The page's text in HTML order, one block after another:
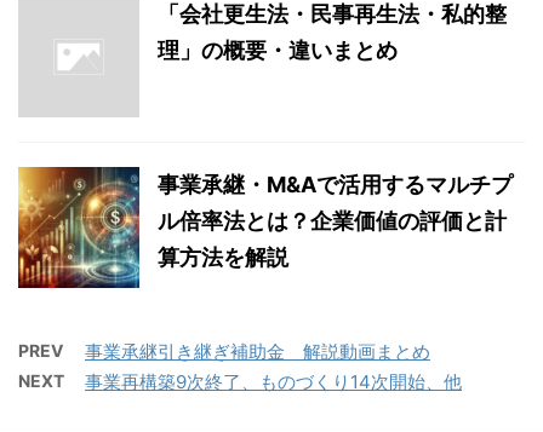
「会社更生法・民事再生法・私的整
理」の概要・違いまとめ
事業承継・M&Aで活用するマルチプ
ル倍率法とは？企業価値の評価と計
算方法を解説
PREV 事業承継引き継ぎ補助金 解説動画まとめ
NEXT 事業再構築9次終了、ものづくり14次開始、他